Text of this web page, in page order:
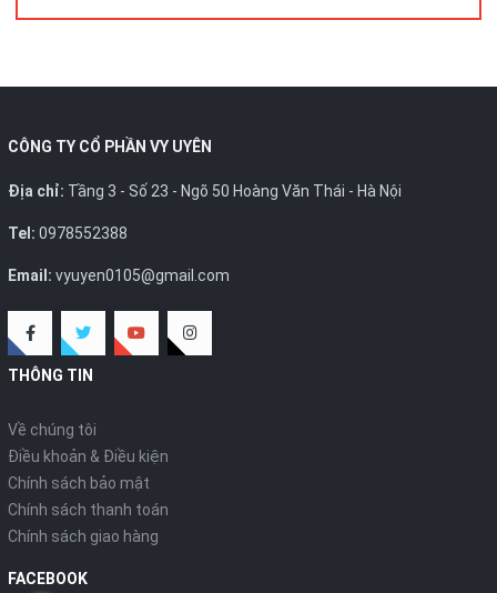
CÔNG TY CỔ PHẦN VY UYÊN
Địa chỉ: Tầng 3 - Số 23 - Ngõ 50 Hoàng Văn Thái - Hà Nội
Tel: 0978552388
Email: vyuyen0105@gmail.com
THÔNG TIN
Về chúng tôi
Điều khoản & Điều kiện
Chính sách bảo mật
Chính sách thanh toán
Chính sách giao hàng
FACEBOOK